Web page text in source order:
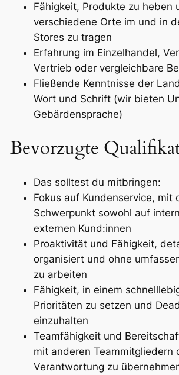
Fähigkeit, Produkte zu heben
verschiedene Orte im und in
Stores zu tragen
Erfahrung im Einzelhandel,
Vertrieb oder vergleichbare
Fließende Kenntnisse der
Wort und Schrift (wir bieten
Gebärdensprache)
Bevorzugte
Das solltest du mitbringen:
Fokus auf Kundenservice, mit
Schwerpunkt sowohl auf
externen Kund:innen
Proaktivität und Fähigkeit,
organisiert und ohne
zu arbeiten
Fähigkeit, in einem
Prioritäten zu setzen und
einzuhalten
Teamfähigkeit und
mit anderen Teammitgliedern
Verantwortung zu